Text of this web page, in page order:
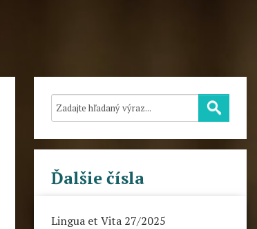
Ďalšie čísla
Lingua et Vita 27/2025